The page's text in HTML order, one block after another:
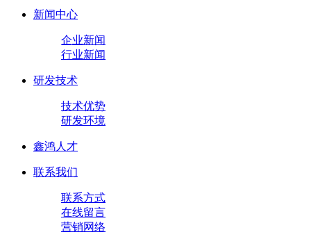
新闻中心
企业新闻
行业新闻
研发技术
技术优势
研发环境
鑫鸿人才
联系我们
联系方式
在线留言
营销网络